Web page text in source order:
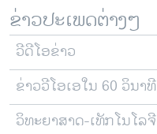
ລາຍການກະຈາຍສຽງ
ລາຍງານ
ຕິດຕາມພວກເຮົາ ທີ່
ພາສາຕ່າງໆ
ຂ່າວປະເພດຕ່າງໆ
ວີດີໂອຂ່າວ
ຂ່າວວີໂອເອໃນ 60 ວິນາທີ
ວິທະຍາສາດ-ເທັກໂນໂລຈີ